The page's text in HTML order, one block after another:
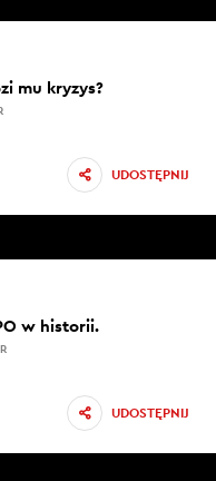
mu kryzys?
UDOSTĘPNIJ
w historii.
UDOSTĘPNIJ